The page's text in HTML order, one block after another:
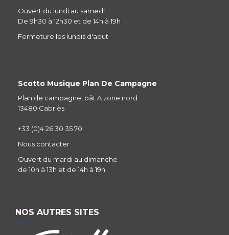
Ouvert du lundi au samedi
De 9h30 à 12h30 et de 14h à 19h
Fermeture les lundis d'aout
Scotto Musique Plan De Campagne
Plan de campagne, bât A zone nord
13480 Cabriès
+33 (0)4 26 30 35 70
Nous contacter
Ouvert du mardi au dimanche
de 10h à 13h et de 14h à 19h
NOS AUTRES SITES